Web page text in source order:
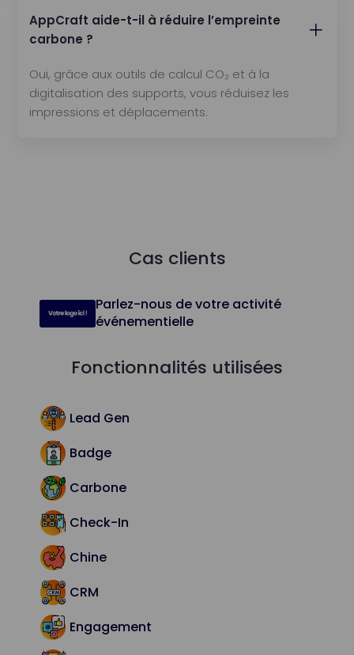
AppCraft aide-t-il à réduire l’empreinte
carbone ?
Oui, grâce aux outils de calcul CO₂ et à la
digitalisation des supports, vous réduisez les
impressions et déplacements.
Cas clients
Parlez-nous de votre activité
événementielle
Fonctionnalités utilisées
Lead Gen
Badge
Carbone
Check-In
Chine
CRM
Engagement